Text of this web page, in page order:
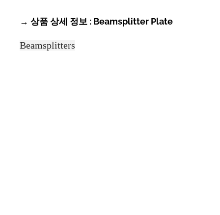
→ 상품 상세 정보 : Beamsplitter Plate
Beamsplitters